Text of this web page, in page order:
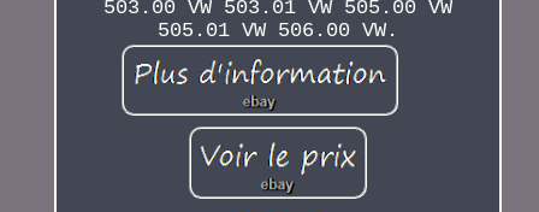
503.00 VW 503.01 VW 505.00 VW
505.01 VW 506.00 VW.